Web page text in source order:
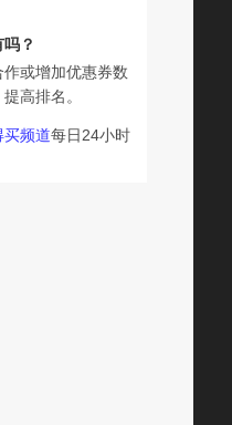
？
或增加优惠券数
高排名。
买频道每日24小时